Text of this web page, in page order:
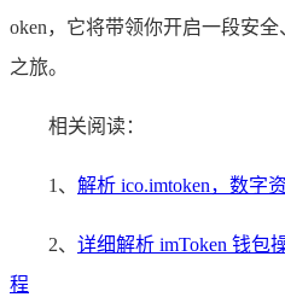
oken，它将带领你开启一段安
之旅。
相关阅读：
1、 解析 ico.imtoken，数字
2、 详细解析 imToken 钱包
程